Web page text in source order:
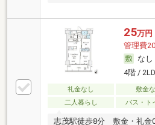
25万円
管理費
なし
4階 /
礼金なし 敷金
二人暮らし
バス・ト
志茂駅徒歩8分 敷金・礼